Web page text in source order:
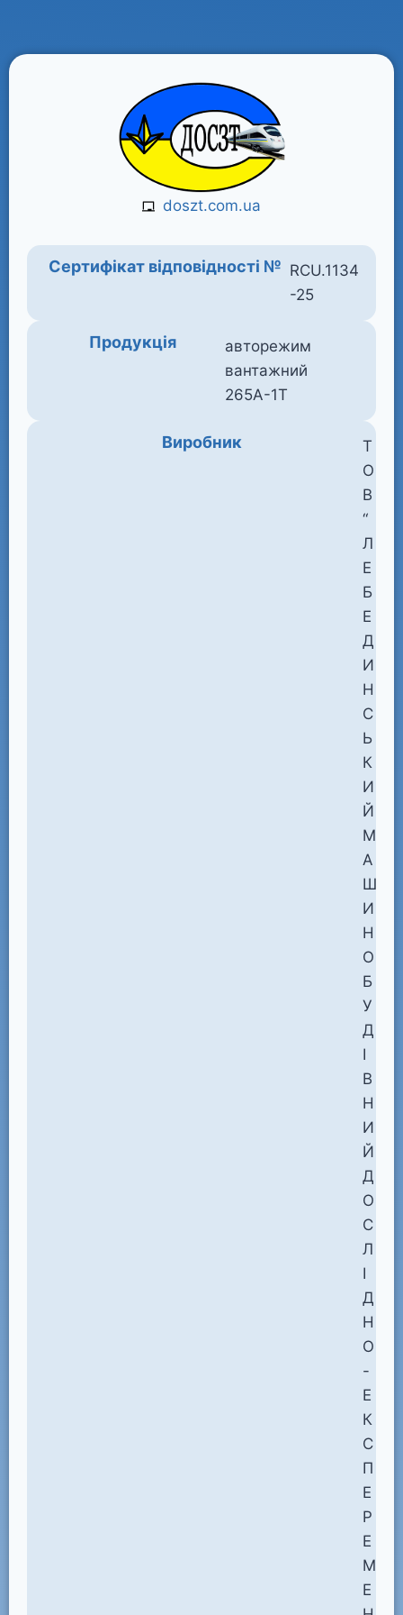
doszt.com.ua
Сертифікат відповідності № RCU.1134
-25
Продукція
авторежим
вантажний
265А-1Т
Виробник
Т
О
В
“
Л
Е
Б
Е
Д
И
Н
С
Ь
К
И
Й
М
А
Ш
И
Н
О
Б
У
Д
І
В
Н
И
Й
Д
О
С
Л
І
Д
Н
О
-
Е
К
С
П
Е
Р
Е
М
Е